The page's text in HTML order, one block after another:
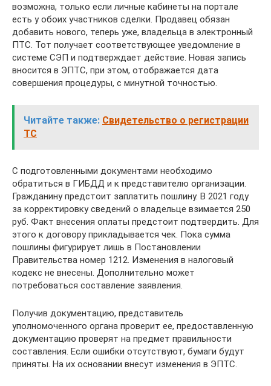
возможна, только если личные кабинеты на портале
есть у обоих участников сделки. Продавец обязан
добавить нового, теперь уже, владельца в электронный
ПТС. Тот получает соответствующее уведомление в
системе СЭП и подтверждает действие. Новая запись
вносится в ЭПТС, при этом, отображается дата
совершения процедуры, с минутной точностью.
Читайте также: Свидетельство о регистрации
ТС
С подготовленными документами необходимо
обратиться в ГИБДД и к представителю организации.
Гражданину предстоит заплатить пошлину. В 2021 году
за корректировку сведений о владельце взимается 250
руб. Факт внесения оплаты предстоит подтвердить. Для
этого к договору прикладывается чек. Пока сумма
пошлины фигурирует лишь в Постановлении
Правительства номер 1212. Изменения в налоговый
кодекс не внесены. Дополнительно может
потребоваться составление заявления.
Получив документацию, представитель
уполномоченного органа проверит ее, предоставленную
документацию проверят на предмет правильности
составления. Если ошибки отсутствуют, бумаги будут
приняты. На их основании внесут изменения в ЭПТС.